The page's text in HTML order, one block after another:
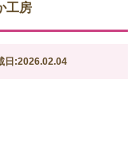
工房
日:2026.02.04